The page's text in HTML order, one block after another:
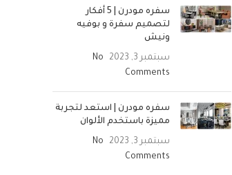
سفره مودرن | 5 أفكار
لتصميم سفرة و بوفيه
ونيش
سبتمبر 3, 2023
No
Comments
سفره مودرن | استعد لتجربة
مميزة باستخدم الألوان
سبتمبر 3, 2023
No
Comments